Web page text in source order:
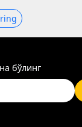
бўлинг